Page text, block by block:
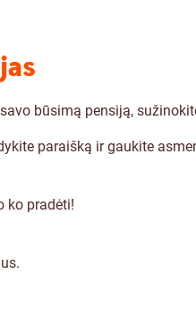
būsimą pensiją,
paraišką ir gaukite
ko pradėti!